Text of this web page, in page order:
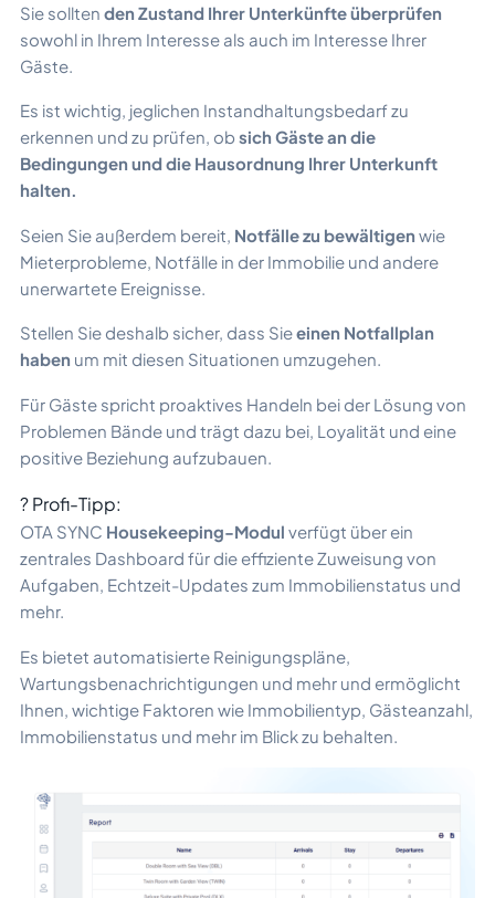
Sie sollten den Zustand Ihrer Unterkünfte überprüfen
sowohl in Ihrem Interesse als auch im Interesse Ihrer
Gäste.
Es ist wichtig, jeglichen Instandhaltungsbedarf zu
erkennen und zu prüfen, ob sich Gäste an die
Bedingungen und die Hausordnung Ihrer Unterkunft
halten.
Seien Sie außerdem bereit, Notfälle zu bewältigen wie
Mieterprobleme, Notfälle in der Immobilie und andere
unerwartete Ereignisse.
Stellen Sie deshalb sicher, dass Sieeinen Notfallplan
haben um mit diesen Situationen umzugehen.
Für Gäste spricht proaktives Handeln bei der Lösung von
Problemen Bände und trägt dazu bei, Loyalität und eine
positive Beziehung aufzubauen.
? Profi-Tipp:
OTA SYNC Housekeeping-Modul verfügt über ein
zentrales Dashboard für die effiziente Zuweisung von
Aufgaben, Echtzeit-Updates zum Immobilienstatus und
mehr.
Es bietet automatisierte Reinigungspläne,
Wartungsbenachrichtigungen und mehr und ermöglicht
Ihnen, wichtige Faktoren wie Immobilientyp, Gästeanzahl,
Immobilienstatus und mehr im Blick zu behalten.